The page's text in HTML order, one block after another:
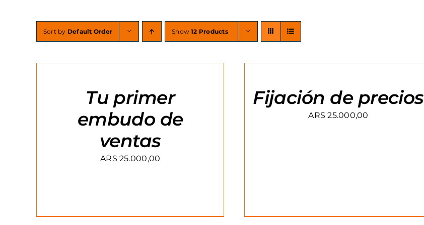
Sort by Default Order Show12 Products
AL
Tu primer
embudo de
ventas
ARS 25.000,00
AL
DETAILS
Fijación de precios
ARS 25.000,00